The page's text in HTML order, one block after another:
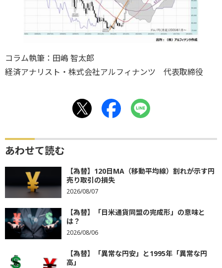
コラム執筆：田嶋 智太郎
経済アナリスト・株式会社アルフィナンツ 代表取締役
あわせて読む
【為替】120日MA（移動平均線）割れが示す円
売り取引の損失
2026/08/07
【為替】「日米通貨同盟の完成形」の意味と
は？
2026/08/06
【為替】「異常な円安」と1995年「異常な円
高」